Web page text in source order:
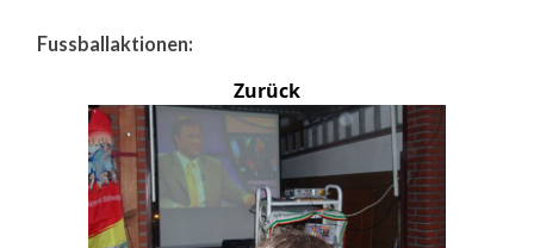
Fussballaktionen:
Zurück